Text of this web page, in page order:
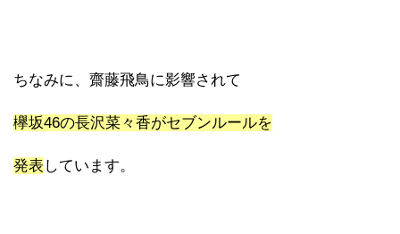
ちなみに、齋藤飛鳥に影響されて
欅坂46の長沢菜々香がセブンルールを
発表 しています。